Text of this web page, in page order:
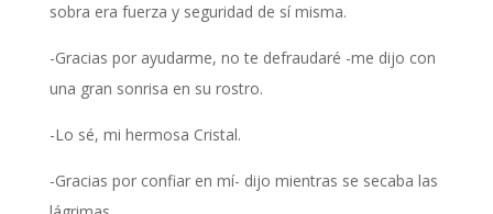
sobra era fuerza y seguridad de sí misma.
-Gracias por ayudarme, no te defraudaré -me dijo con
una gran sonrisa en su rostro.
-Lo sé, mi hermosa Cristal.
-Gracias por confiar en mí- dijo mientras se secaba las